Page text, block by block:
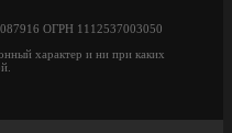
ОГРН 1112537003050
характер и ни при каких